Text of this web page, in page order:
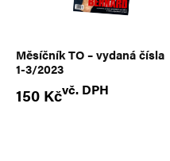
Měsíčník TO – vydaná čísla
1-3/2023
150 Kčvč. DPH